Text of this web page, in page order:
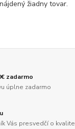
žiadny tovar.
zadarmo
úplne zadarmo
Vás presvedčí o kvalite